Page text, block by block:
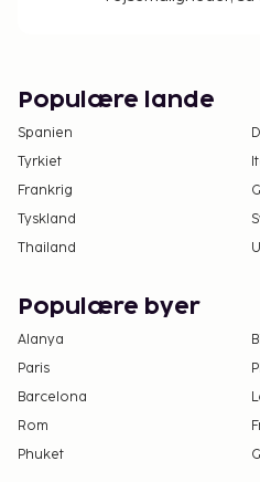
Populære lande
Spanien
Tyrkiet
Frankrig
Tyskland
Thailand
Populære byer
Alanya
Paris
Barcelona
Rom
Phuket